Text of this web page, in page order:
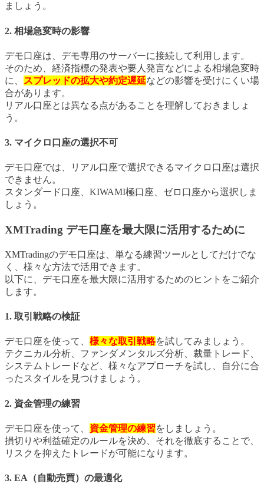
ましょう。
2. 相場急変時の影響
デモ口座は、デモ専用のサーバーに接続して利用します。
そのため、経済指標の発表や要人発言などによる相場急変時
に、
スプレッドの拡大や約定遅延などの影響を受けにくい場
合があります。
リアル口座とは異なる点があることを理解しておきましょ
う。
3. マイクロ口座の選択不可
デモ口座では、リアル口座で選択できるマイクロ口座は選択
できません。
スタンダード口座、KIWAMI極口座、ゼロ口座から選択しま
しょう。
XMTrading デモ口座を最大限に活用するために
XMTradingのデモ口座は、単なる練習ツールとしてだけでな
く、様々な方法で活用できます。
以下に、デモ口座を最大限に活用するためのヒントをご紹介
します。
1. 取引戦略の検証
デモ口座を使って、 様々な取引戦略を試してみましょう。
テクニカル分析、ファンダメンタルズ分析、裁量トレード、
システムトレードなど、様々なアプローチを試し、自分に合
ったスタイルを見つけましょう。
2. 資金管理の練習
デモ口座を使って、 資金管理の練習をしましょう。
損切りや利益確定のルールを決め、それを徹底することで、
リスクを抑えたトレードが可能になります。
3. EA（自動売買）の最適化